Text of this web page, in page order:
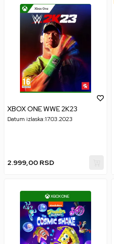
XBOX ONE WWE 2K23
Datum izlaska:17.03.2023
2.999,00 RSD